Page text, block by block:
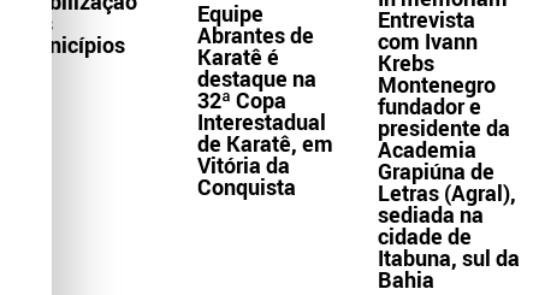
dos
municípios
Equipe
Abrantes de
Karatê é
destaque na
32ª Copa
Interestadual
de Karatê, em
Vitória da
Conquista
Entrevista
com Ivann
Krebs
Montenegro
fundador e
presidente da
Academia
Grapiúna de
Letras (Agral),
sediada na
cidade de
Itabuna, sul da
Bahia